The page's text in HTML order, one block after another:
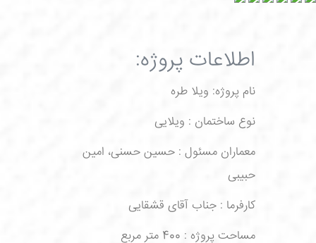
اطلاعات پروژه:
نام پروژه: ویلا طره
نوع ساختمان : ویلایی
معماران مسئول : حسین حسنی، امین
حبیبی
کارفرما : جناب آقای قشقایی
مساحت پروژه : 400 متر مربع